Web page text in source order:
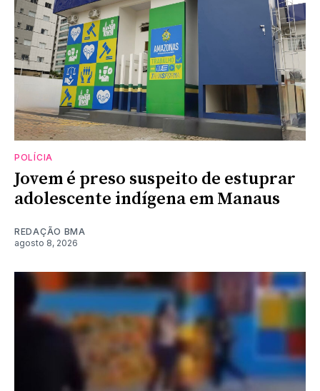
POLÍCIA
Jovem é preso suspeito de estuprar
adolescente indígena em Manaus
REDAÇÃO BMA
agosto 8, 2026